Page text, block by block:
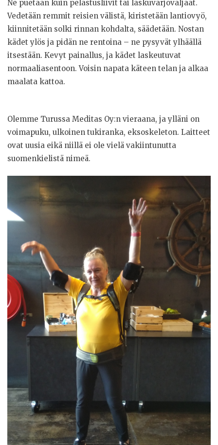
Ne puetaan kuin pelastusliivit tai laskuvarjovaljaat.
Vedetään remmit reisien välistä, kiristetään lantiovyö,
kiinnitetään solki rinnan kohdalta, säädetään. Nostan
kädet ylös ja pidän ne rentoina – ne pysyvät ylhäällä
itsestään. Kevyt painallus, ja kädet laskeutuvat
normaaliasentoon. Voisin napata käteen telan ja alkaa
maalata kattoa.
Olemme Turussa Meditas Oy:n vieraana, ja ylläni on
voimapuku, ulkoinen tukiranka, eksoskeleton. Laitteet
ovat uusia eikä niillä ei ole vielä vakiintunutta
suomenkielistä nimeä.